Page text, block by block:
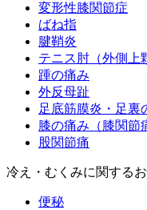
変形性膝関節症
ばね指
腱鞘炎
テニス肘（外側上
踵の痛み
外反母趾
足底筋膜炎・足裏
膝の痛み（膝関節
股関節痛
冷え・むくみに関する
便秘